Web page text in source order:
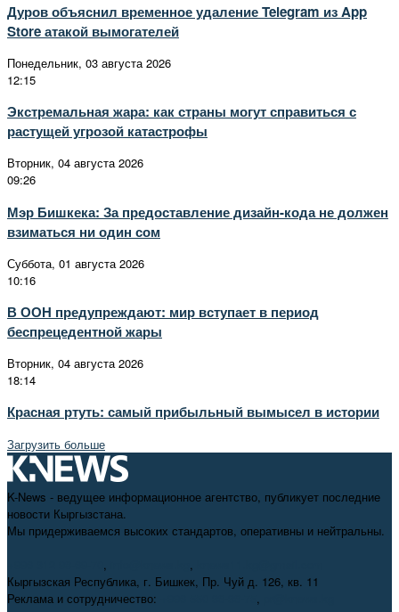
Дуров объяснил временное удаление Telegram из App
Store атакой вымогателей
Понедельник, 03 августа 2026
12:15
Экстремальная жара: как страны могут справиться с
растущей угрозой катастрофы
Вторник, 04 августа 2026
09:26
Мэр Бишкека: За предоставление дизайн-кода не должен
взиматься ни один сом
Суббота, 01 августа 2026
10:16
В ООН предупреждают: мир вступает в период
беспрецедентной жары
Вторник, 04 августа 2026
18:14
Красная ртуть: самый прибыльный вымысел в истории
Загрузить больше
K-News - ведущее информационное агентство, публикует последние
новости Кыргызстана.
Мы придерживаемся высоких стандартов, оперативны и нейтральны.
, ,
Кыргызская Республика, г. Бишкек, Пр. Чуй д. 126, кв. 11
Реклама и сотрудничество:
,